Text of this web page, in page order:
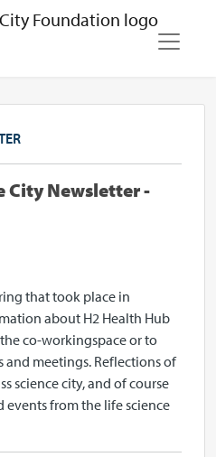
City Newsletter -
that took place in
about H2 Health Hub
co-workingspace or to
and meetings. Reflections of
science city, and of course
events from the life science